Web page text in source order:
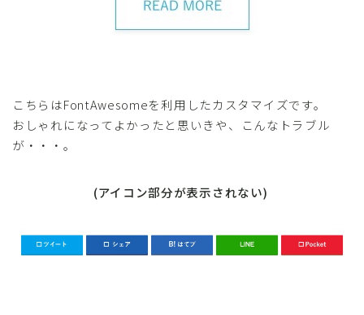
こちらはFontAwesomeを利用したカスタマイズです。
おしゃれになってよかったと思いきや、こんなトラブル
が・・・。
(アイコン部分が表示されない)